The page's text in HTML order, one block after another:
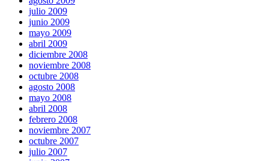
julio 2009
junio 2009
mayo 2009
abril 2009
diciembre 2008
noviembre 2008
octubre 2008
agosto 2008
mayo 2008
abril 2008
febrero 2008
noviembre 2007
octubre 2007
julio 2007